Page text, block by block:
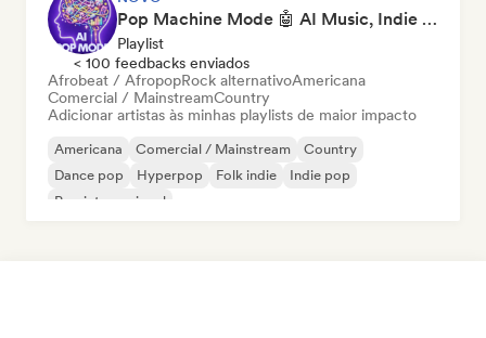
Pop Machine Mode 🤖 AI Music, Indie Pop & Dream Pop
Playlist
< 100 feedbacks enviados
Afrobeat / AfropopRock alternativoAmericana
Comercial / MainstreamCountry
Adicionar artistas às minhas playlists de maior impacto
Americana Comercial / Mainstream
Country
Dance pop
Hyperpop Folk indie
Indie pop
Pop internacional